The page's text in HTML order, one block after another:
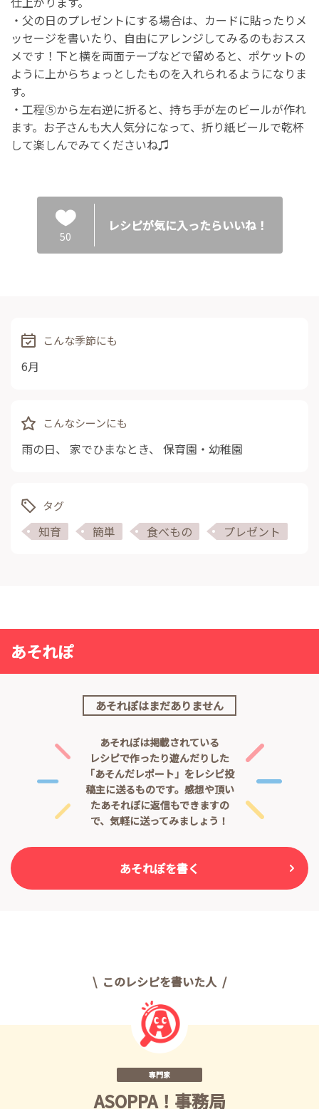
・父の日のプレゼントにする場合は、カードに貼ったりメ
ッセージを書いたり、自由にアレンジしてみるのもおスス
メです！下と横を両面テープなどで留めると、ポケットの
ように上からちょっとしたものを入れられるようになりま
す。
・工程⑤から左右逆に折ると、持ち手が左のビールが作れ
ます。お子さんも大人気分になって、折り紙ビールで乾杯
して楽しんでみてくださいね♫
50
レシピが気に入ったらいいね！
こんな季節にも
6月
こんなシーンにも
雨の日、 家でひまなとき、 保育園・幼稚園
タグ
知育 簡単 食べもの プレゼント
あそれぽ
あそれぽはまだありません
あそれぽは掲載されている
レシピで作ったり遊んだりした
「あそんだレポート」をレシピ投
稿主に送るものです。 感想や頂い
たあそれぽに返信もできますの
で、気軽に送ってみましょう！
あそれぽを書く
このレシピを書いた人
専門家
ASOPPA！事務局